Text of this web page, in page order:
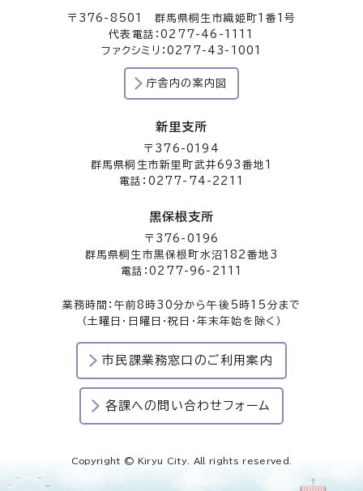
〒376-8501 群馬県桐生市織姫町1番1号
代表電話：0277-46-1111
ファクシミリ：0277-43-1001
庁舎内の案内図
新里支所
〒376-0194
群馬県桐生市新里町武井693番地1
電話：0277-74-2211
黒保根支所
〒376-0196
群馬県桐生市黒保根町水沼182番地3
電話：0277-96-2111
業務時間：午前8時30分から午後5時15分まで
（土曜日・日曜日・祝日・年末年始を除く）
市民課業務窓口のご利用案内
各課への問い合わせフォーム
Copyright © Kiryu City. All rights reserved.